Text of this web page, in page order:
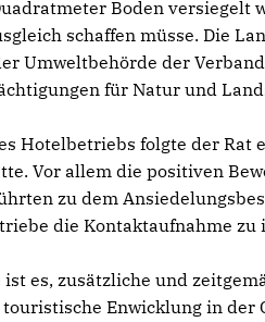
Boden versiegelt
schaffen müsse. Die
Umweltbehörde der
für Natur und
Hotelbetriebs folgte der Rat
Vor allem die positiven
zu dem
die Kontaktaufnahme
es, zusätzliche und
Enwicklung in der